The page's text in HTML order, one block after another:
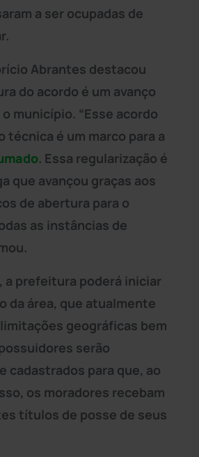
a ser ocupadas de
Abrantes destacou
do acordo é um avanço
município. “Esse acordo
técnica é um marco para a
. Essa regularização é
que avançou graças aos
de abertura para o
as instâncias de
a prefeitura poderá iniciar
da área, que atualmente
geográficas bem
serão
cadastrados para que, ao
os moradores recebam
títulos de posse de seus